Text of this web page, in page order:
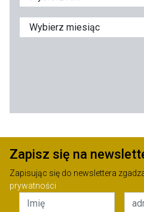
Zapisz się na
Zapisując się do newslettera
prywatności